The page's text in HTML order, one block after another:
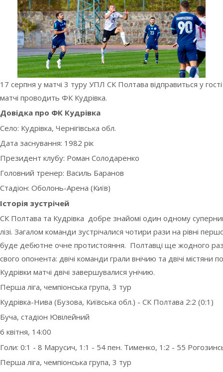
17 серпня у матчі 3 туру УПЛ СК Полтава відправиться у
матчі проводить ФК Кудрівка.
Довідка про ФК Кудрівка
Село: Кудрівка, Чернігівська обл.
Дата заснування: 1982 рік
Президент клубу: Роман Солодаренко
Головний тренер: Василь Баранов
Стадіон: Оболонь-Арена (Київ)
Історія зустрічей
СК Полтава та Кудрівка добре знайомі один одному
лізі. Загалом команди зустрічалися чотири рази на рівні
буде дебютне очне протистояння. Полтавці ще жодного
свого опонента: двічі команди грали внічию та двічі містяни
Кудрівки матчі двічі завершувалися унічию.
Перша ліга, чемпіонська група, 3 тур
Кудрівка-Нива (Бузова, Київська обл.) - СК Полтава 2:2 (0:1)
Буча, стадіон Ювілейний
6 квітня, 14:00
Голи: 0:1 - 8 Марусич, 1:1 - 54 пен. Тименко, 1:2 - 55
Перша ліга, чемпіонська група, 3 тур